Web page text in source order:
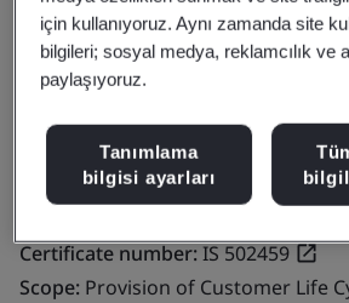
Kalyani Nagar,
Pune
Certificate number:IS 502459
Scope: Provision of Customer Life
için kullanıyoruz. Aynı zamanda site
bilgileri; sosyal medya, reklamcılık ve
paylaşıyoruz.
Tanımlama
bilgisi ayarları